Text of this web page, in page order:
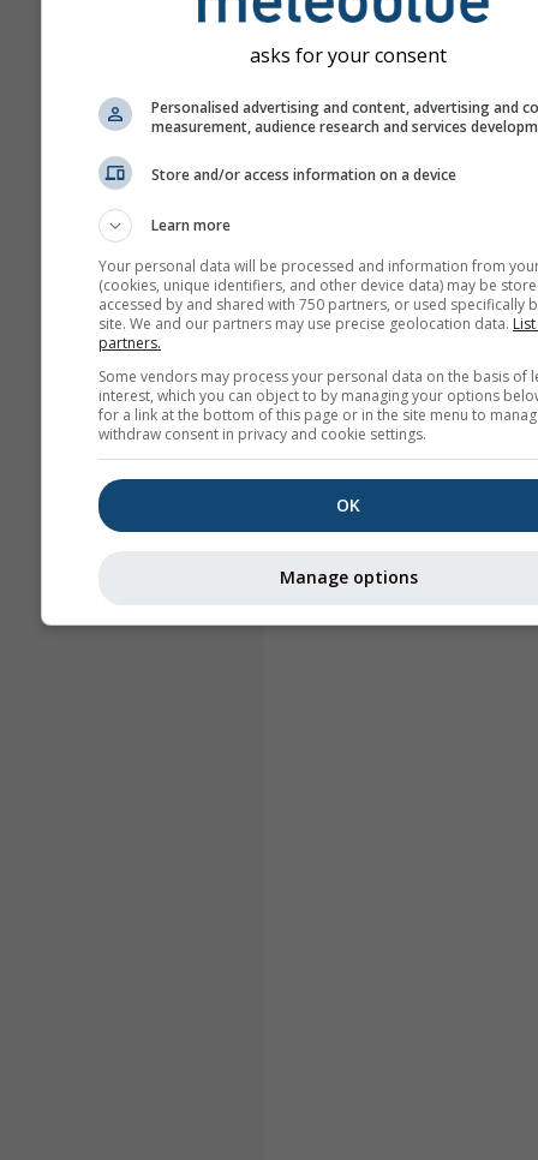
asks for your consent
Personalised advertising and content, advertising and
measurement, audience research and services
Store and/or access information on a device
Learn more
Your personal data will be processed and information from
(cookies, unique identifiers, and other device data) may be
accessed by and shared with 750 partners, or used specifically
site. We and our partners may use precise geolocation data.
partners.
Some vendors may process your personal data on the basis of
interest, which you can object to by managing your options
for a link at the bottom of this page or in the site menu to
withdraw consent in privacy and cookie settings.
OK
Manage options